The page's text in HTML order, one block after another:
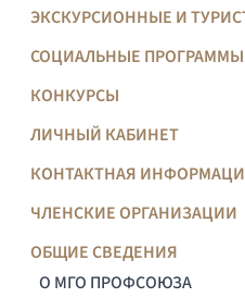
ЭКСКУРСИОННЫЕ И
СОЦИАЛЬНЫЕ ПРОГРАММЫ
КОНКУРСЫ
ЛИЧНЫЙ КАБИНЕТ
КОНТАКТНАЯ
ЧЛЕНСКИЕ ОРГАНИЗАЦИИ
ОБЩИЕ СВЕДЕНИЯ
О МГО ПРОФСОЮЗА